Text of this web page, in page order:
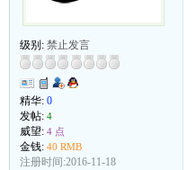
级别: 禁止发言
精华: 0
发帖: 4
威望: 4 点
金钱: 40 RMB
注册时间:2016-11-18